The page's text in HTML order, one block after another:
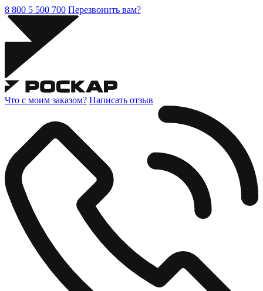
8 800 5 500 700 Перезвонить вам?
Что с моим заказом? Написать отзыв